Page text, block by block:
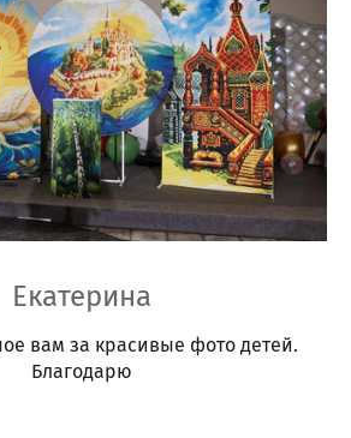
Екатерина
вам за красивые фото детей.
Благодарю